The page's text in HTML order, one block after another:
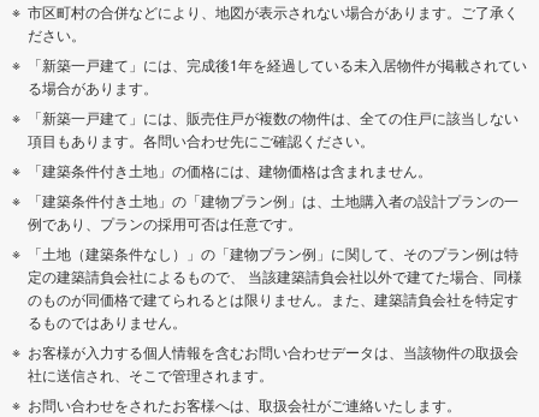
市区町村の合併などにより、地図が表示されない場合があります。ご了承く
ださい。
「新築一戸建て」には、完成後1年を経過している未入居物件が掲載されてい
る場合があります。
「新築一戸建て」には、販売住戸が複数の物件は、全ての住戸に該当しない
項目もあります。各問い合わせ先にご確認ください。
「建築条件付き土地」の価格には、建物価格は含まれません。
「建築条件付き土地」の「建物プラン例」は、土地購入者の設計プランの一
例であり、プランの採用可否は任意です。
「土地（建築条件なし）」の「建物プラン例」に関して、そのプラン例は特
定の建築請負会社によるもので、 当該建築請負会社以外で建てた場合、同様
のものが同価格で建てられるとは限りません。また、建築請負会社を特定す
るものではありません。
お客様が入力する個人情報を含むお問い合わせデータは、当該物件の取扱会
社に送信され、そこで管理されます。
お問い合わせをされたお客様へは、取扱会社がご連絡いたします。